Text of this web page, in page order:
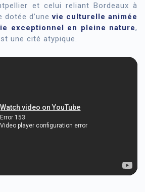
et celui reliant Bordeaux à
dotée d’unevie culturelle animée
exceptionnel en pleine nature,
une cité atypique.